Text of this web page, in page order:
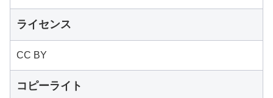
ライセンス
CC BY
コピーライト